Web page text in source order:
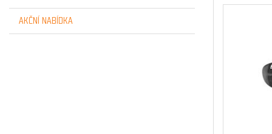
AKČNÍ NABÍDKA